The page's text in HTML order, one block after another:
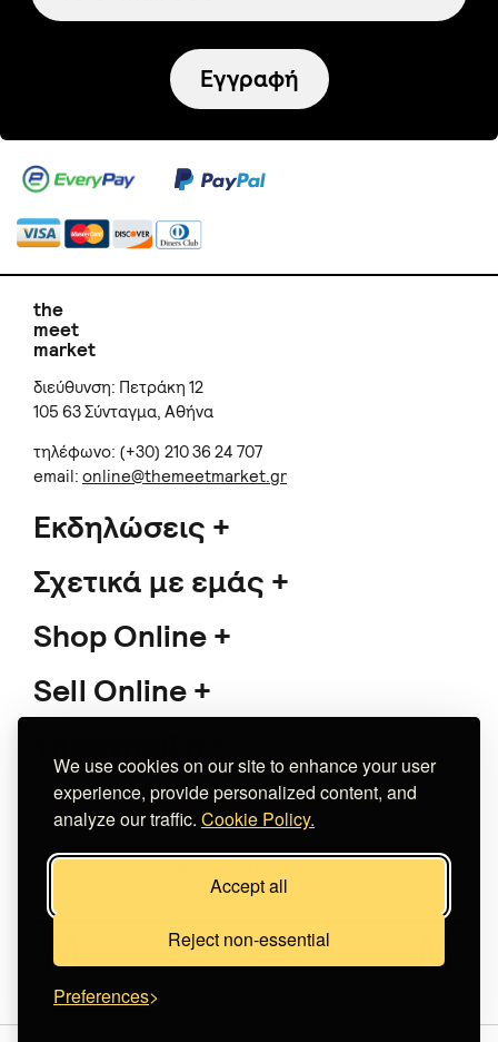
We use cookies on our site to enhance your user
experience, provide personalized content, and
analyze our traffic. Cookie Policy.
Accept all
Reject non-essential
Preferences
Εγγραφή
the
meet
market
διεύθυνση: Πετράκη 12
105 63 Σύνταγμα, Αθήνα
τηλέφωνο: (+30) 210 36 24 707
email: online@themeetmarket.gr
Εκδηλώσεις
Σχετικά με εμάς
Shop Online
Sell Online
Κατασκευή eshop